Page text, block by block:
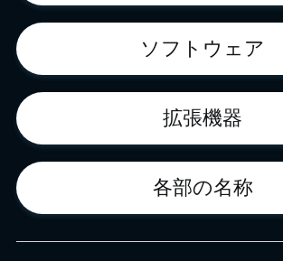
ソフトウェア
拡張機器
各部の名称